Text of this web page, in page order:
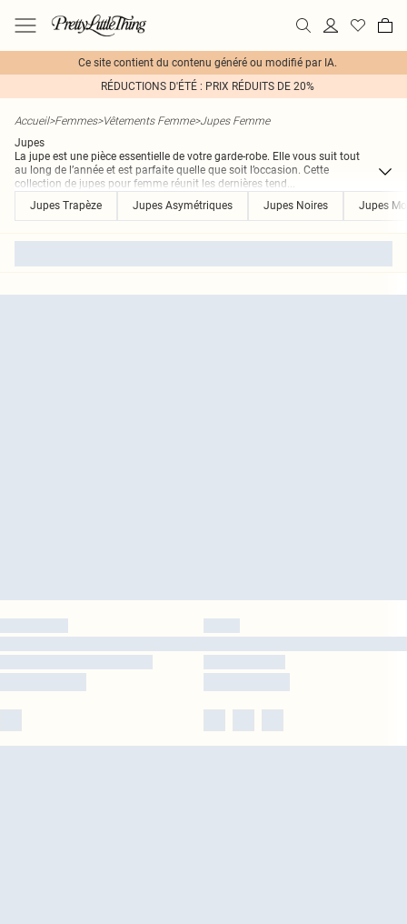
Ce site contient du contenu généré ou modifié par IA.
RÉDUCTIONS D'ÉTÉ : PRIX RÉDUITS DE 20%
Accueil>Femmes>Vêtements Femme>Jupes Femme
Jupes
La jupe est une pièce essentielle de votre garde-robe. Elle vous suit tout
au long de l’année et est parfaite quelle que soit l’occasion. Cette
collection de jupes pour femme réunit les dernières tend...
Jupes Trapèze
Jupes Asymétriques Jupes Noires Jupes